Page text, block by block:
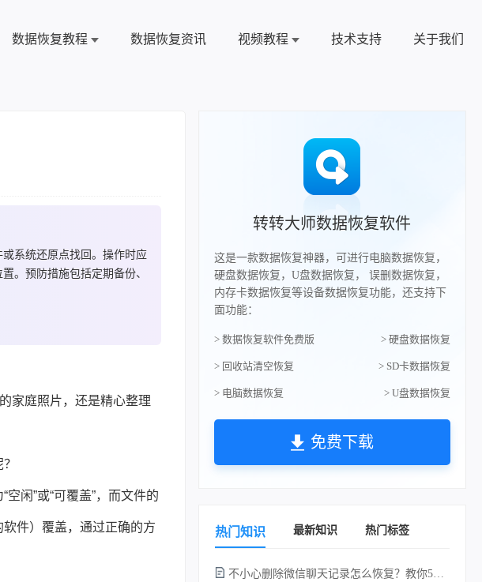
数据恢复教程 数据恢复资讯 视频教程 技术支持 关于我们
系统还原点找回。操作时应
。预防措施包括定期备份、
家庭照片，还是精心整理
闲”或“可覆盖”，而文件的
件）覆盖，通过正确的方
转转大师数据恢复软件
这是一款数据恢复神器，可进行电脑数据恢复，
硬盘数据恢复，U盘数据恢复， 误删数据恢复，
内存卡数据恢复等设备数据恢复功能，还支持下
面功能：
> 数据恢复软件免费版 > 硬盘数据恢复
> 回收站清空恢复 > SD卡数据恢复
> 电脑数据恢复 > U盘数据恢复
免费下载
热门知识 最新知识 热门标签
不小心删除微信聊天记录怎么恢复？教你5种简单找回的方法！